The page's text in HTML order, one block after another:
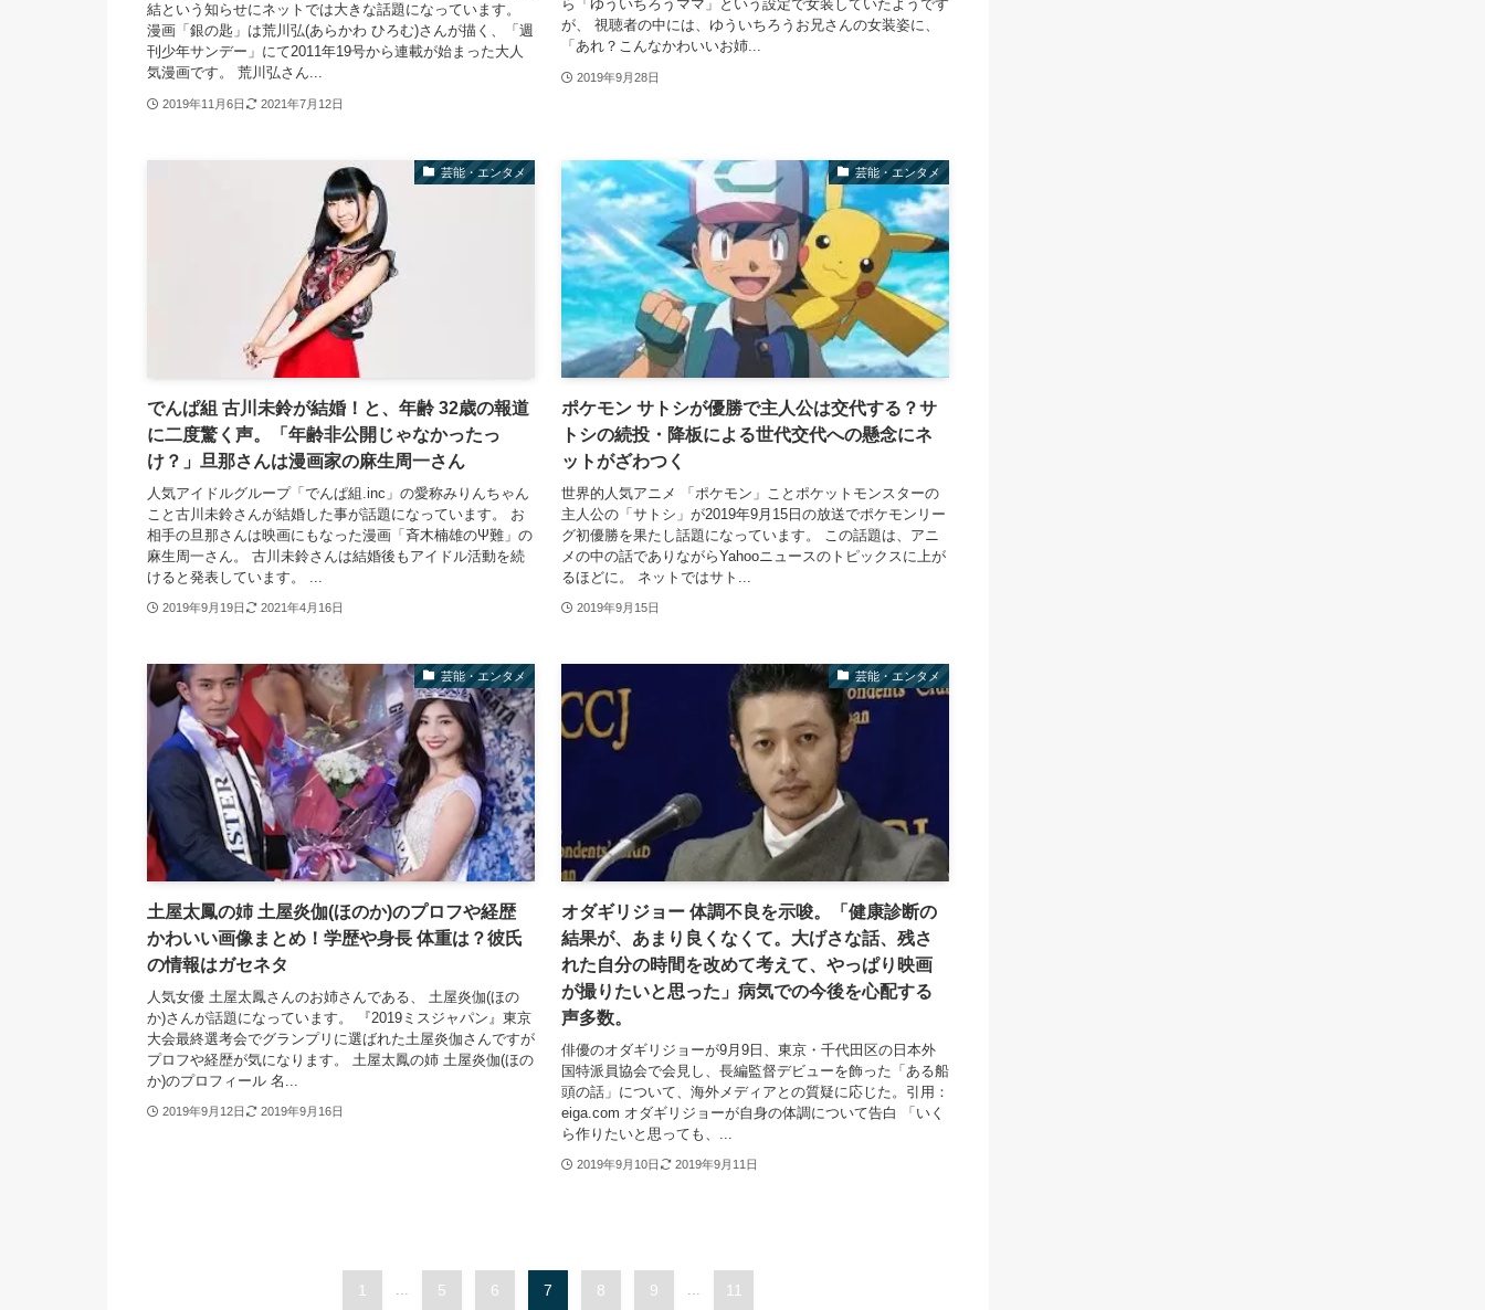
結という知らせにネットでは大きな話題になっています。
漫画「銀の匙」は荒川弘(あらかわ ひろむ)さんが描く、「週
刊少年サンデー」にて2011年19号から連載が始まった大人
気漫画です。 荒川弘さん...
2019年11月6日 2021年7月12日
ら「ゆういちろうママ」という設定で女装していたようです
が、 視聴者の中には、ゆういちろうお兄さんの女装姿に、
「あれ？こんなかわいいお姉...
2019年9月28日
芸能・エンタメ
でんぱ組 古川未鈴が結婚！と、年齢 32歳の報道
に二度驚く声。「年齢非公開じゃなかったっ
け？」旦那さんは漫画家の麻生周一さん
人気アイドルグループ「でんぱ組.inc」の愛称みりんちゃん
こと古川未鈴さんが結婚した事が話題になっています。 お
相手の旦那さんは映画にもなった漫画「斉木楠雄のΨ難」の
麻生周一さん。 古川未鈴さんは結婚後もアイドル活動を続
けると発表しています。 ...
2019年9月19日 2021年4月16日
芸能・エンタメ
ポケモン サトシが優勝で主人公は交代する？サ
トシの続投・降板による世代交代への懸念にネ
ットがざわつく
世界的人気アニメ 「ポケモン」ことポケットモンスターの
主人公の「サトシ」が2019年9月15日の放送でポケモンリー
グ初優勝を果たし話題になっています。 この話題は、アニ
メの中の話でありながらYahooニュースのトピックスに上が
るほどに。 ネットではサト...
2019年9月15日
芸能・エンタメ
土屋太鳳の姉 土屋炎伽(ほのか)のプロフや経歴
かわいい画像まとめ！学歴や身長 体重は？彼氏
の情報はガセネタ
人気女優 土屋太鳳さんのお姉さんである、 土屋炎伽(ほの
か)さんが話題になっています。 『2019ミスジャパン』東京
大会最終選考会でグランプリに選ばれた土屋炎伽さんですが
プロフや経歴が気になります。 土屋太鳳の姉 土屋炎伽(ほの
か)のプロフィール 名...
2019年9月12日 2019年9月16日
芸能・エンタメ
オダギリジョー 体調不良を示唆。「健康診断の
結果が、あまり良くなくて。大げさな話、残さ
れた自分の時間を改めて考えて、やっぱり映画
が撮りたいと思った」病気での今後を心配する
声多数。
俳優のオダギリジョーが9月9日、東京・千代田区の日本外
国特派員協会で会見し、長編監督デビューを飾った「ある船
頭の話」について、海外メディアとの質疑に応じた。引用：
eiga.com オダギリジョーが自身の体調について告白 「いく
ら作りたいと思っても、...
2019年9月10日 2019年9月11日
1 5 6 7 8 9 11